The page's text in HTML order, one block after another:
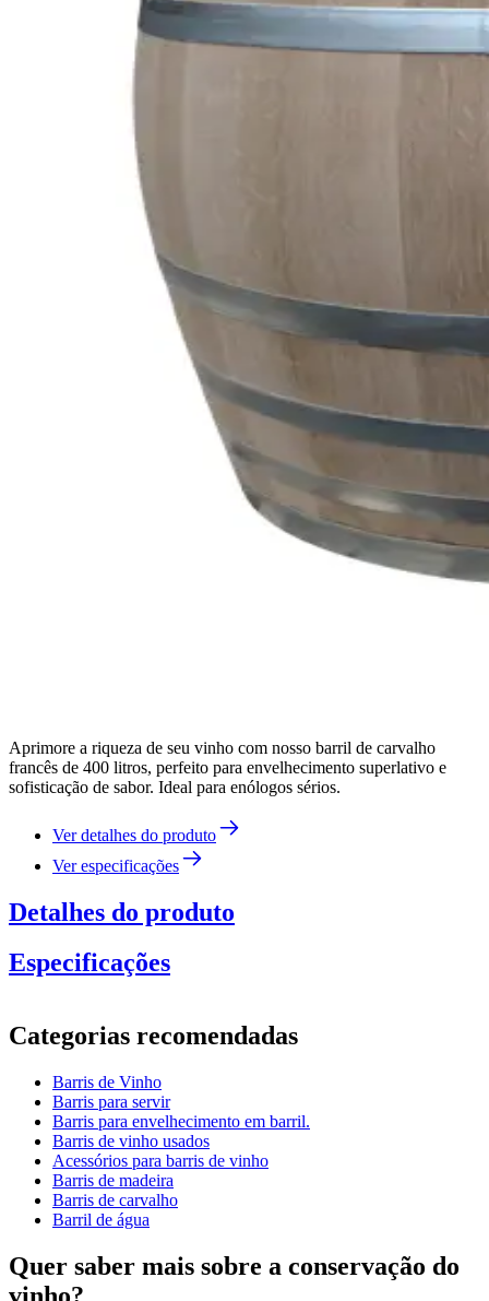
Aprimore a riqueza de seu vinho com nosso barril de carvalho
francês de 400 litros, perfeito para envelhecimento superlativo e
sofisticação de sabor. Ideal para enólogos sérios.
Ver detalhes do produto
Ver especificações
Detalhes do produto
Especificações
Número do produtoMF400FG27-L
Dimensões (LxAxP cm)
Peso (kg)80
Categorias recomendadas
Barris de Vinho
Barris para servir
Barris para envelhecimento em barril.
Barris de vinho usados
Acessórios para barris de vinho
Barris de madeira
Barris de carvalho
Barril de água
Quer saber mais sobre a conservação do